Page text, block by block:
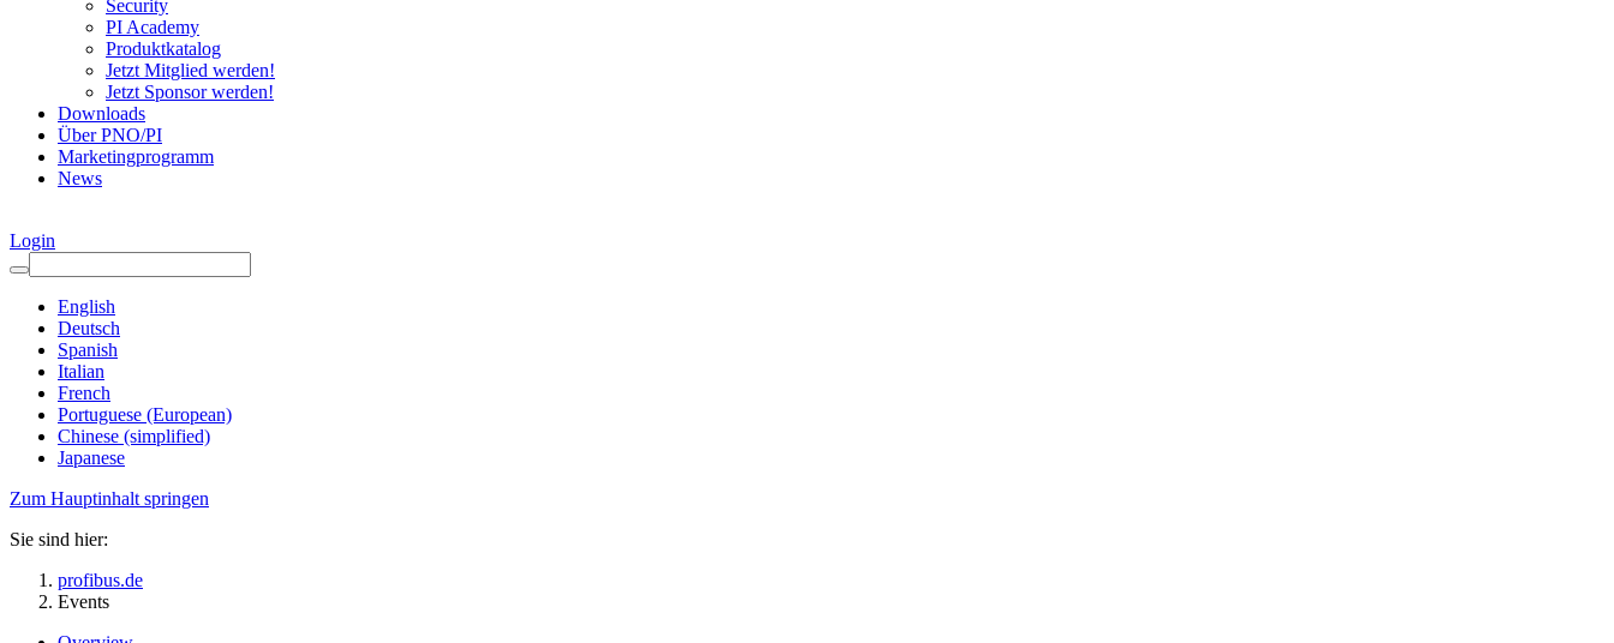
Security
PI Academy
Produktkatalog
Jetzt Mitglied werden!
Jetzt Sponsor werden!
Downloads
Über PNO/PI
Marketingprogramm
News
Login
English
Deutsch
Spanish
Italian
French
Portuguese (European)
Chinese (simplified)
Japanese
Zum Hauptinhalt springen
Sie sind hier:
profibus.de
Events